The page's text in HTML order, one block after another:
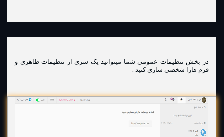
در بخش تنظیمات عمومی شما میتوانید یک سری از تنظیمات ظاهری و
فرم هارا شخصی سازی کنید .